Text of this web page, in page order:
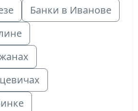
Банки в Иванове